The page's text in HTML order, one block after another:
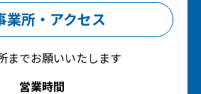
業所・アクセス
までお願いいたします
営業時間